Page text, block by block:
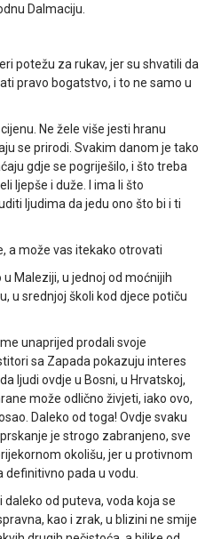
Dalmaciju.
potežu za rukav, jer su shvatili da
pravo bogatstvo, i to ne samo u
Ne žele više jesti hranu
se prirodi. Svakim danom je tako
gdje se pogriješilo, i što treba
ljepše i duže. I ima li što
ljudima da jedu ono što bi i ti
a može vas itekako otrovati
Maleziji, u jednoj od moćnijih
u srednjoj školi kod djece potiču
unaprijed prodali svoje
sa Zapada pokazuju interes
ljudi ovdje u Bosni, u Hrvatskoj,
može odlično živjeti, iako ovo,
Daleko od toga! Ovdje svaku
je strogo zabranjeno, sve
okolišu, jer u protivnom
pada u vodu.
od puteva, voda koja se
kao i zrak, u blizini ne smije